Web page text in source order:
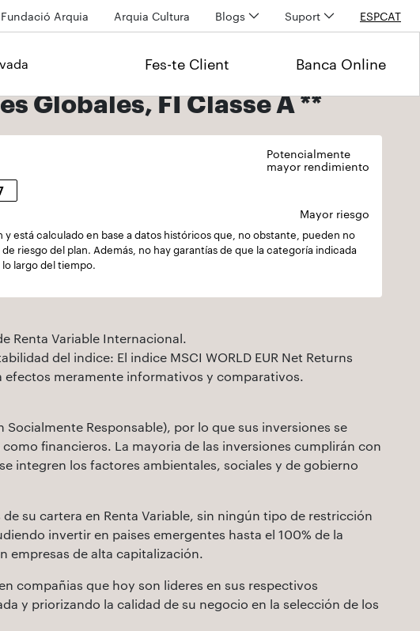
Fundació Arquia Arquia Cultura Blogs Suport ESPCAT
Fes-te Client Banca Online
Globales, FI Classe A **
Potencialmente
mayor rendimiento
Mayor riesgo
y está calculado en base a datos históricos que, no obstante, pueden no
riesgo del plan. Además, no hay garantías de que la categoría indicada
largo del tiempo.
Renta Variable Internacional.
del indice: El indice MSCI WORLD EUR Net Returns
efectos meramente informativos y comparativos.
Socialmente Responsable), por lo que sus inversiones se
financieros. La mayoria de las inversiones cumplirán con
integren los factores ambientales, sociales y de gobierno
su cartera en Renta Variable, sin ningún tipo de restricción
invertir en paises emergentes hasta el 100% de la
empresas de alta capitalización.
compañias que hoy son lideres en sus respectivos
y priorizando la calidad de su negocio en la selección de los